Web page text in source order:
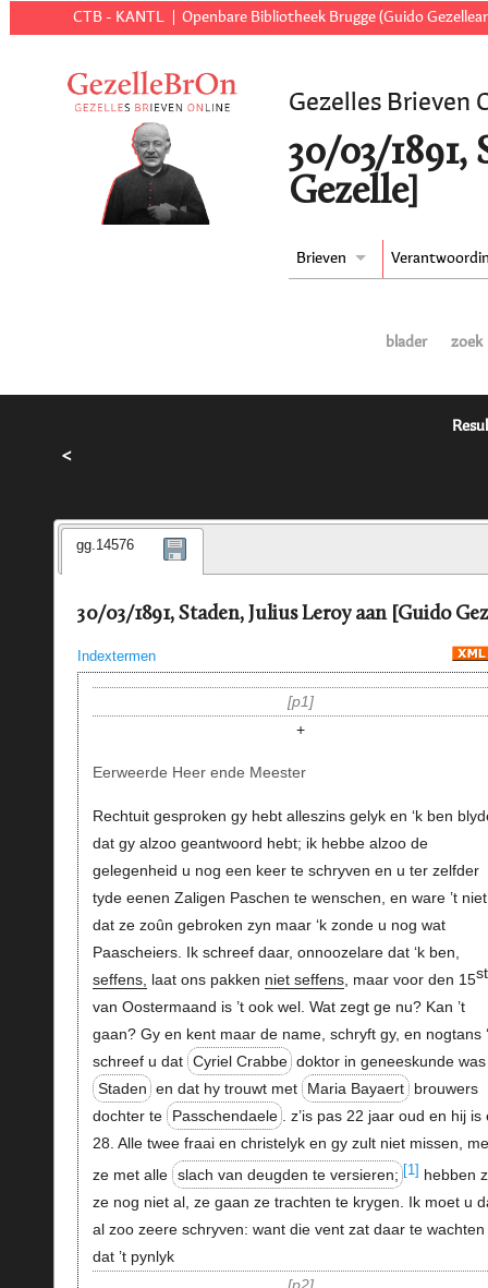
CTB - KANTL Openbare Bibliotheek Brugge (Guido
Gezelles Brieven
30/03/1891,
Gezelle]
Brieven
blader zoek
<
gg.14576
30/03/1891, Staden, Julius Leroy aan [Guido
Indextermen
p1
+
Eerweerde Heer ende Meester
Rechtuit gesproken gy hebt alleszins gelyk en ‘k ben
dat gy alzoo geantwoord hebt; ik hebbe alzoo de
gelegenheid u nog een keer te schryven en u ter zelfder
tyde eenen Zaligen Paschen te wenschen, en ware ’t niet
dat ze zoûn gebroken zyn maar ‘k zonde u nog wat
Paascheiers. Ik schreef daar, onnoozelare dat ‘k ben,
seffens, laat ons pakken niet seffens, maar voor den 15
van Oostermaand is ’t ook wel. Wat zegt ge nu? Kan ’t
gaan? Gy en kent maar de name, schryft gy, en nogtans
schreef u dat Cyriel Crabbe doktor in geneeskunde
Staden en dat hy trouwt met Maria Bayaert
brouwers
dochter te
Passchendaele
. z’is pas 22 jaar oud en hij is
28. Alle twee fraai en christelyk en gy zult niet missen,
ze met alle slach van deugden te versieren; [1]
hebben
ze nog niet al, ze gaan ze trachten te krygen. Ik moet u
al zoo zeere schryven: want die vent zat daar te wachten
dat ’t pynlyk